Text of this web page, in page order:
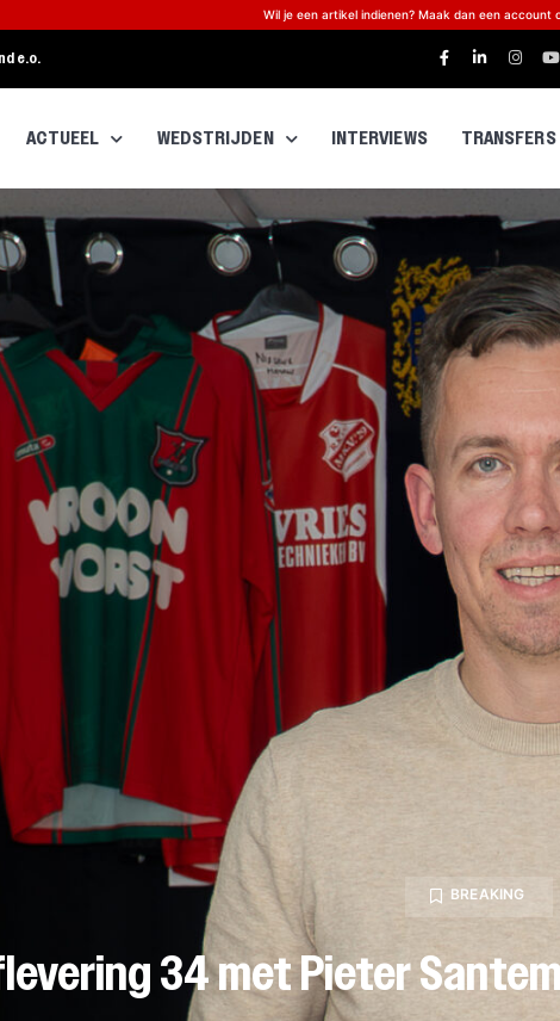
Wil je een artikel indienen? Maak dan een account
e.o.
ACTUEEL WEDSTRIJDEN INTERVIEWS TRANSFERS
BREAKING
34 met Pieter